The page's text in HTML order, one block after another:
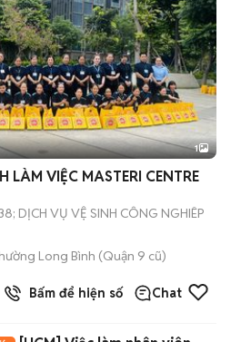
1
LÀM VIỆC MASTERI CENTRE
DỊCH VỤ VỆ SINH CÔNG NGHIÊP
Long Bình (Quận 9 cũ)
đã bánBấm để hiện số Chat